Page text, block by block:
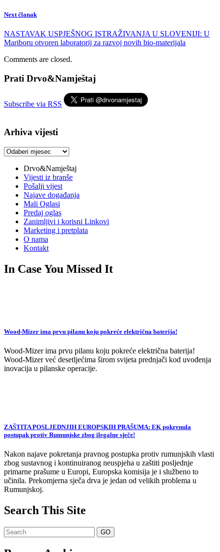
Next članak
NASTAVAK USPJEŠNOG ISTRAŽIVANJA U SLOVENIJI: U
Mariboru otvoren laboratorij za razvoj novih bio-materijala
Comments are closed.
Prati Drvo&Namještaj
Subscribe via RSS
Arhiva vijesti
Arhiva
Drvo&Namještaj
Vijesti iz branše
Pošalji vijest
Najave događanja
Mali Oglasi
Predaj oglas
Zanimljivi i korisni Linkovi
Marketing i pretplata
O nama
Kontakt
In Case You Missed It
Wood-Mizer ima prvu pilanu koju pokreće električna baterija!
Wood-Mizer ima prvu pilanu koju pokreće električna baterija!
Wood-Mizer već desetljećima širom svijeta prednjači kod uvođenja
inovacija u pilanske operacije.
ZAŠTITA POSLJEDNJIH EUROPSKIH PRAŠUMA: EK pokrenula
postupak protiv Rumunjske zbog ilegalne sječe!
Nakon najave pokretanja pravnog postupka protiv rumunjskih vlasti
zbog sustavnog i kontinuiranog neuspjeha u zaštiti posljednje
primarne prašume u Europi, Europska komisija je i službeno to
učinila. Prekomjerna sječa drva je jedan od velikih problema u
Rumunjskoj.
Search This Site